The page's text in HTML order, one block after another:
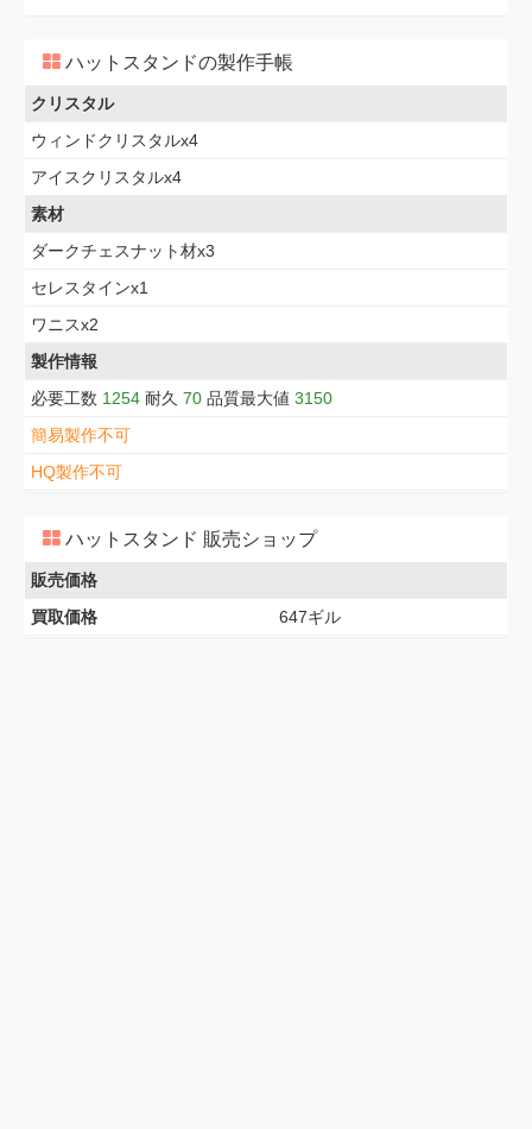
ハットスタンドの製作手帳
クリスタル
ウィンドクリスタルx4
アイスクリスタルx4
素材
ダークチェスナット材x3
セレスタインx1
ワニスx2
製作情報
必要工数 1254 耐久 70 品質最大値 3150
簡易製作不可
HQ製作不可
ハットスタンド 販売ショップ
販売価格
買取価格
647ギル